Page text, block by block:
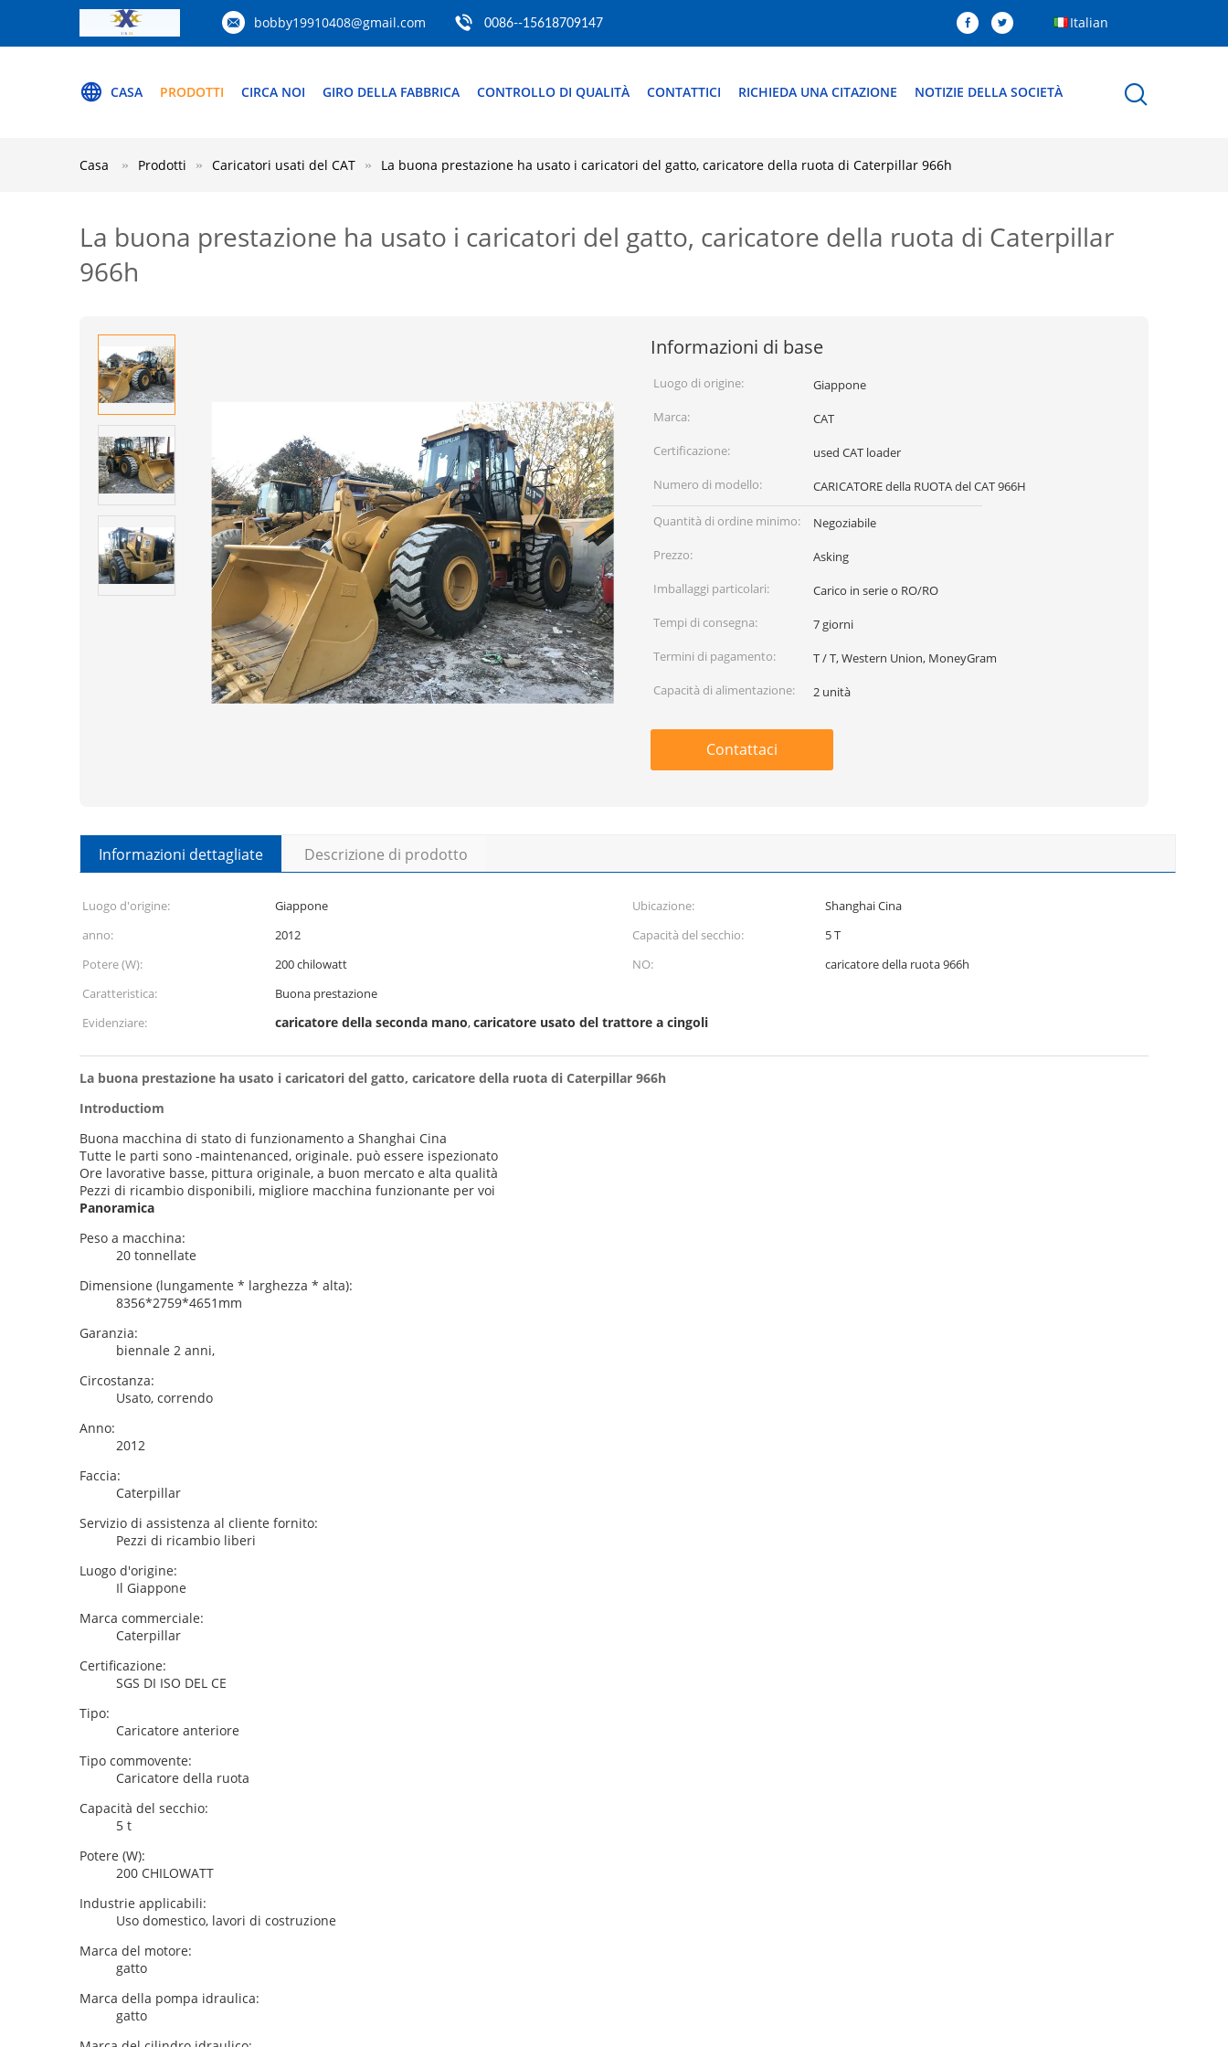
bobby19910408@gmail.com 0086--15618709147 Italian
CASA PRODOTTI CIRCA NOI GIRO DELLA FABBRICA CONTROLLO DI QUALITÀ CONTATTICI RICHIEDA UNA CITAZIONE NOTIZIE DELLA SOCIETÀ
Casa Prodotti Caricatori usati del CAT La buona prestazione ha usato i caricatori del gatto, caricatore della ruota di Caterpillar 966h
La buona prestazione ha usato i caricatori del gatto, caricatore della ruota di Caterpillar
966h
Informazioni di base
Luogo di origine:
Giappone
Marca:
CAT
Certificazione:
used CAT loader
Numero di modello:
CARICATORE della RUOTA del CAT 966H
Quantità di ordine minimo:
Negoziabile
Prezzo:
Asking
Imballaggi particolari:
Carico in serie o RO/RO
Tempi di consegna:
7 giorni
Termini di pagamento:
T / T, Western Union, MoneyGram
Capacità di alimentazione:
2 unità
Contattaci
Informazioni dettagliate Descrizione di prodotto
Luogo d'origine: Giappone Ubicazione:
Shanghai Cina
anno:
2012 Capacità del secchio:
5 T
Potere (W):
200 chilowatt NO:
caricatore della ruota 966h
Caratteristica:
Buona prestazione
Evidenziare:
caricatore della seconda mano,caricatore usato del trattore a cingoli
La buona prestazione ha usato i caricatori del gatto, caricatore della ruota di Caterpillar 966h
Introductiom
Buona macchina di stato di funzionamento a Shanghai Cina
Tutte le parti sono -maintenanced, originale. può essere ispezionato
Ore lavorative basse, pittura originale, a buon mercato e alta qualità
Pezzi di ricambio disponibili, migliore macchina funzionante per voi
Panoramica
Peso a macchina:
20 tonnellate
Dimensione (lungamente * larghezza * alta):
8356*2759*4651mm
Garanzia:
biennale 2 anni,
Circostanza:
Usato, correndo
Anno:
2012
Faccia:
Caterpillar
Servizio di assistenza al cliente fornito:
Pezzi di ricambio liberi
Luogo d'origine:
Il Giappone
Marca commerciale:
Caterpillar
Certificazione:
SGS DI ISO DEL CE
Tipo:
Caricatore anteriore
Tipo commovente:
Caricatore della ruota
Capacità del secchio:
5 t
Potere (W):
200 CHILOWATT
Industrie applicabili:
Uso domestico, lavori di costruzione
Marca del motore:
gatto
Marca della pompa idraulica:
gatto